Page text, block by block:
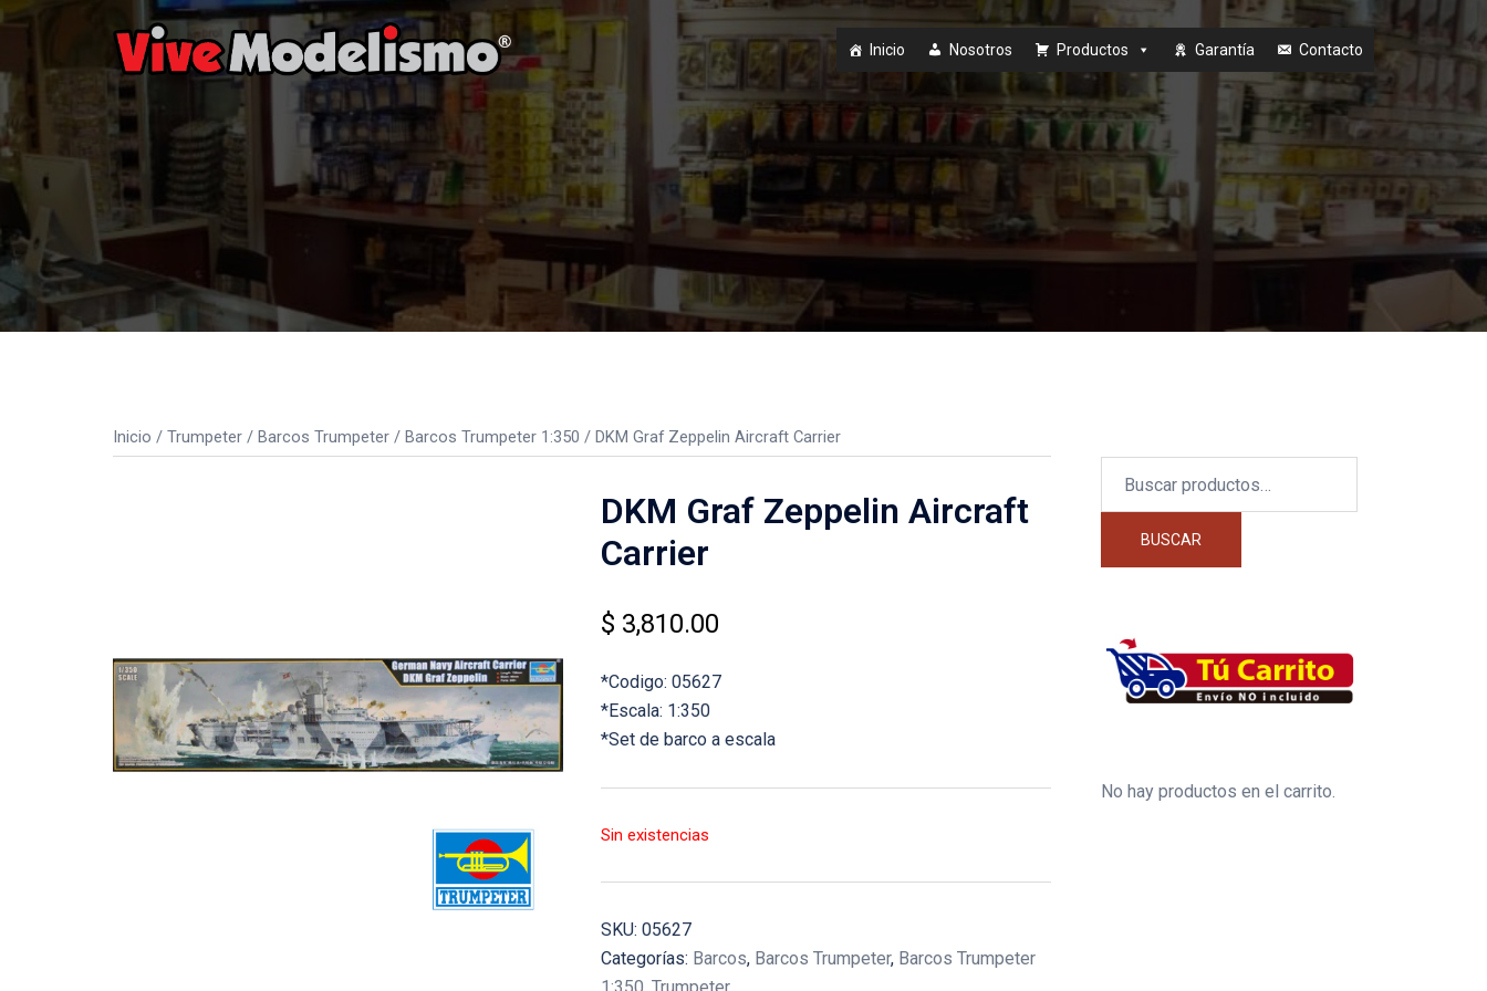
Saltar
contenido
Inicio Nosotros Productos Garantía Contacto
Inicio / Trumpeter / Barcos Trumpeter / Barcos Trumpeter 1:350 / DKM Graf Zeppelin Aircraft Carrier
DKM Graf Zeppelin Aircraft
Carrier
$ 3,810.00
*Codigo: 05627
*Escala: 1:350
*Set de barco a escala
Sin existencias
SKU: 05627
Categorías: Barcos, Barcos Trumpeter, Barcos Trumpeter
por:
BUSCAR
No hay productos en el carrito.